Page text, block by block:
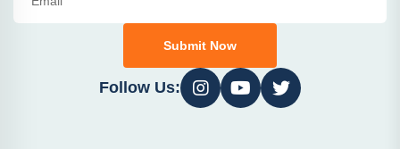
Submit Now
Follow Us: